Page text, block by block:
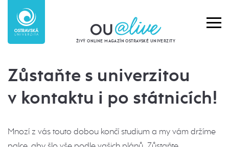
ŽIVÝ ONLINE MAGAZÍN OSTRAVSKÉ UNIVERZITY
Zůstaňte s univerzitou
v kontaktu i po státnicích!
Mnozí z vás touto dobou končí studium a my vám držíme